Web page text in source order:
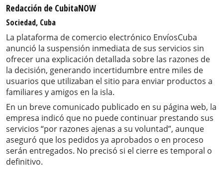
Redacción de CubitaNOW
Sociedad, Cuba
La plataforma de comercio electrónico EnvíosCuba
anunció la suspensión inmediata de sus servicios sin
ofrecer una explicación detallada sobre las razones de
la decisión, generando incertidumbre entre miles de
usuarios que utilizaban el sitio para enviar productos a
familiares y amigos en la isla.
En un breve comunicado publicado en su página web, la
empresa indicó que no puede continuar prestando sus
servicios “por razones ajenas a su voluntad”, aunque
aseguró que los pedidos ya aprobados o en proceso
serán entregados. No precisó si el cierre es temporal o
definitivo.